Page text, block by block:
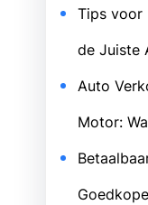
Tips voor
de Juiste
Auto
Motor: